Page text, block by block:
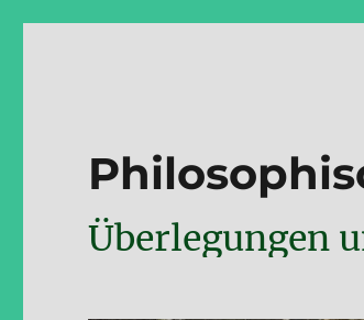
Überlegungen